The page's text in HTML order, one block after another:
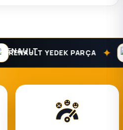
RENAULT YEDEK PARÇA ✦